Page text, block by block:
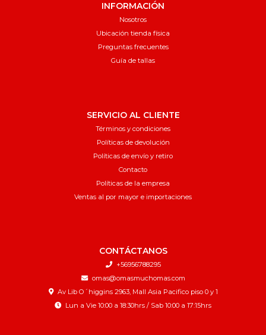
INFORMACIÓN
Nosotros
Ubicación tienda física
Preguntas frecuentes
Guía de tallas
SERVICIO AL CLIENTE
Términos y condiciones
Políticas de devolución
Políticas de envío y retiro
Contacto
Políticas de la empresa
Ventas al por mayor e importaciones
CONTÁCTANOS
+56956788295
omas@omasmuchomas.com
Av Lib O´higgins 2963, Mall Asia Pacifico piso 0 y 1
Lun a Vie 10:00 a 18:30hrs / Sab 10:00 a 17:15hrs